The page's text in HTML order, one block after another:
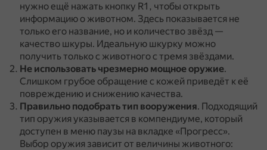
нужно ещё нажать кнопку R1, чтобы открыть
информацию о животном. Здесь показывается не
только его название, но и количество звёзд —
качество шкуры. Идеальную шкурку можно
получить только с животного с тремя звёздами.
Не использовать чрезмерно мощное оружие.
Слишком грубое обращение с кожей приведёт к её
повреждению и снижению качества.
Правильно подобрать тип вооружения. Подходящий
тип оружия указывается в компендиуме, который
доступен в меню паузы на вкладке «Прогресс».
Выбор оружия зависит от величины животного: